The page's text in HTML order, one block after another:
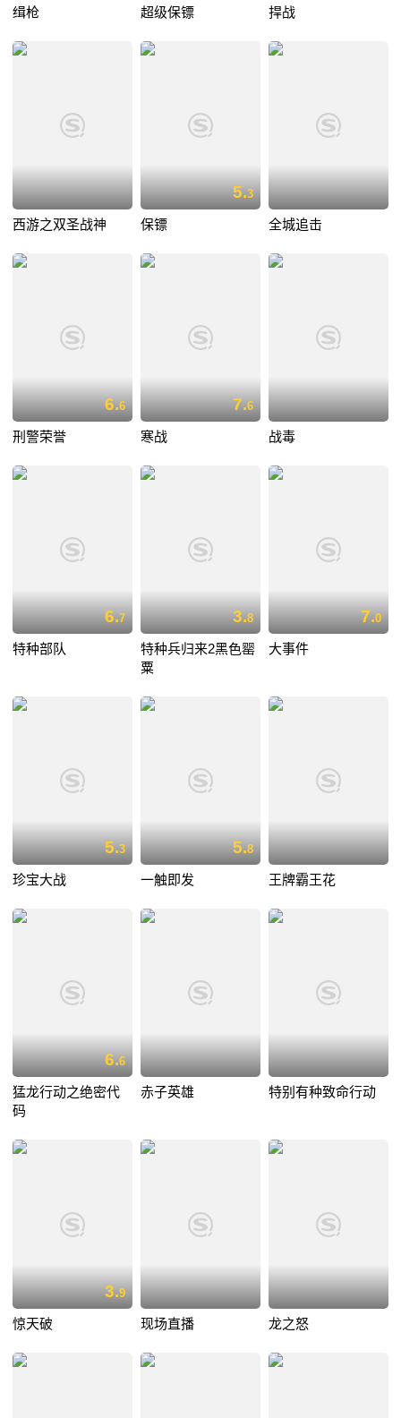
缉枪 超级保镖 捍战
西游之双圣战神
5.3
保镖 全城追击
6.6
刑警荣誉
7.6
寒战 战毒
6.7
特种部队
3.8
特种兵归来2黑色罂
粟
7.0
大事件
5.3
珍宝大战
5.8
一触即发 王牌霸王花
6.6
猛龙行动之绝密代
码
赤子英雄 特别有种致命行动
3.9
惊天破 现场直播 龙之怒